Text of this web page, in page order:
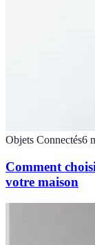
Objets Connectés6
Comment
votre maison